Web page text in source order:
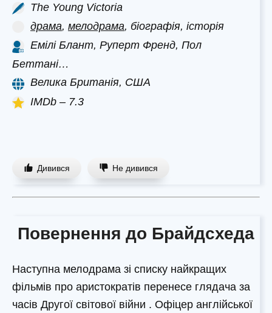
The Young Victoria
драма, мелодрама, біографія, історія
Емілі Блант, Руперт Френд, Пол
Беттані…
Велика Британія, США
IMDb – 7.3
Дивився Не дивився
Повернення до Брайдсхеда
Наступна мелодрама зі списку найкращих
фільмів про аристократів перенесе глядача за
часів Другої світової війни . Офіцер англійської